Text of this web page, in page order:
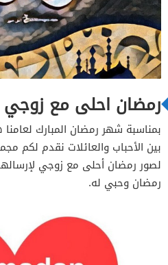
رمضان احلى مع زوجي
بمناسبة شهر رمضان المبارك
بين الأحباب والعائلات نقدم لكم
لصور رمضان أحلى مع زوجي
رمضان وحبي له.